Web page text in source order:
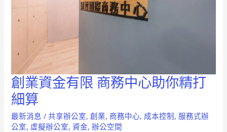
鬆
進
駐
創業資金有限 商務中心助你精打
細算
最新消息 /共享辦公室,創業, 商務中心, 成本控制, 服務式辦
公室, 虛擬辦公室,資金,辦公空間
創
業
資
金